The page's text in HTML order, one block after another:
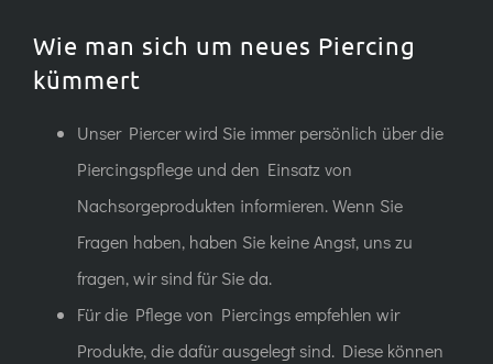
Wie man sich um neues Piercing
kümmert
Unser Piercer wird Sie immer persönlich über die
Piercingspflege und den Einsatz von
Nachsorgeprodukten informieren. Wenn Sie
Fragen haben, haben Sie keine Angst, uns zu
fragen, wir sind für Sie da.
Für die Pflege von Piercings empfehlen wir
Produkte, die dafür ausgelegt sind. Diese können